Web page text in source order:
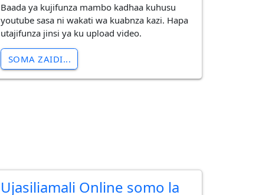
Baada ya kujifunza mambo kadhaa kuhusu
youtube sasa ni wakati wa kuabnza kazi. Hapa
utajifunza jinsi ya ku upload video.
SOMA ZAIDI...
Ujasiliamali Online somo la